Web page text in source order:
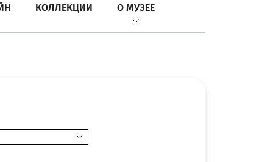
КОЛЛЕКЦИИ О МУЗЕЕ